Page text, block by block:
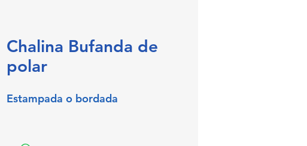
Chalina Bufanda de
polar
Estampada o bordada